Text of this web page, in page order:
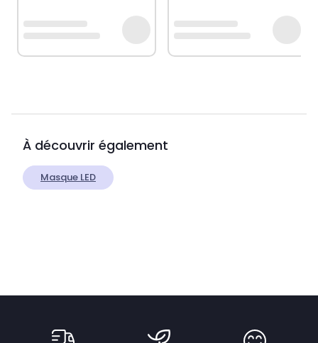
À découvrir également
Masque LED